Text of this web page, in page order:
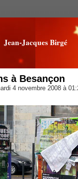
Jean-Jacques Birgé
à Besançon
4 novembre 2008 à